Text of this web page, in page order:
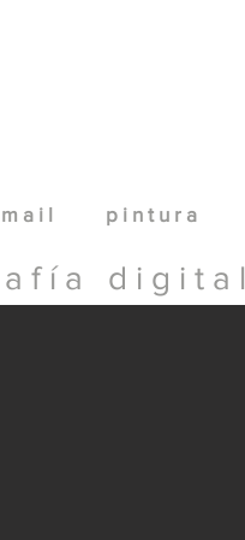
f í a d i g i t a l
a i l p i n t u r a